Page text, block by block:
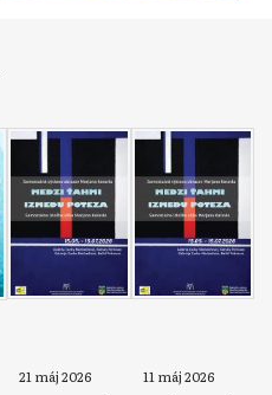
21 máj 2026 11 máj 2026